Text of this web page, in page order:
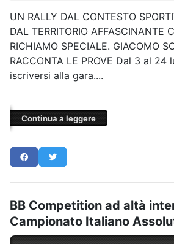
UN RALLY DAL CONTESTO
DAL TERRITORIO AFFASCINANTE
RICHIAMO SPECIALE. GIACOMO
RACCONTA LE PROVE Dal 3 al
iscriversi alla gara....
Continua a leggere
BB Competition ad altà
Campionato Italiano